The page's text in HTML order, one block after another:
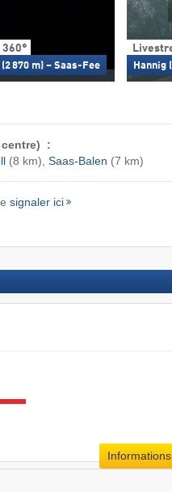
870 m) – Saas-Fee Hannig
centre) :
(8 km), Saas-Balen (7 km)
signaler ici
Informations